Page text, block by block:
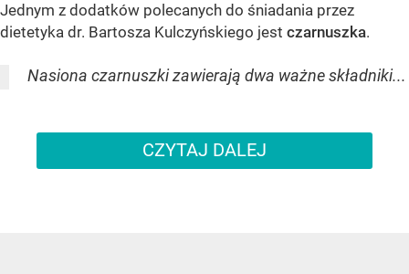
Jednym z dodatków polecanych do śniadania przez
dietetyka dr. Bartosza Kulczyńskiego jest czarnuszka.
Nasiona czarnuszki zawierają dwa ważne składniki...
CZYTAJ DALEJ